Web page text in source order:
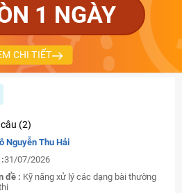
1 NGÀY
CHI TIẾT
(2)
Nguyễn Thu Hải
:31/07/2026
đề : Kỹ năng xử lý các dạng bài thường